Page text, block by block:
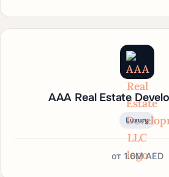
AAA Real Estate
Luxury
от 1.6M AED